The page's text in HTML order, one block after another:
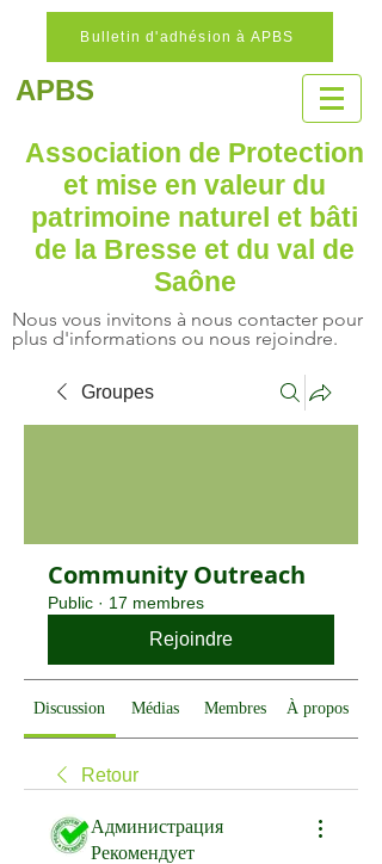
Bulletin d'adhésion à APBS
APBS
Association de Protection
et mise en valeur du
patrimoine naturel et bâti
de la Bresse et du val de
Saône
Nous vous invitons à nous contacter pour
plus d'informations ou nous rejoindre.
Groupes
Community Outreach
Public · 17 membres
Rejoindre
Discussion Médias Membres À propos
Retour
Администрация
Рекомендует